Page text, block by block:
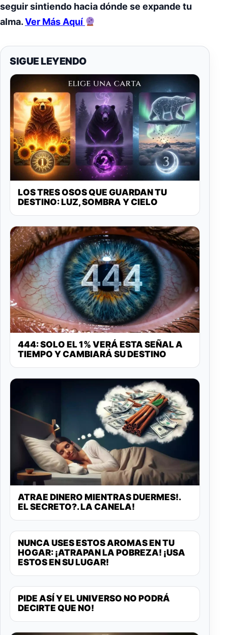
seguir sintiendo hacia dónde se expande tu
alma.Ver Más Aquí
SIGUE LEYENDO
LOS TRES OSOS QUE GUARDAN TU
DESTINO: LUZ, SOMBRA Y CIELO
444: SOLO EL 1% VERÁ ESTA SEÑAL A
TIEMPO Y CAMBIARÁ SU DESTINO
ATRAE DINERO MIENTRAS DUERMES!.
EL SECRETO?. LA CANELA!
NUNCA USES ESTOS AROMAS EN TU
HOGAR: ¡ATRAPAN LA POBREZA! ¡USA
ESTOS EN SU LUGAR!
PIDE ASÍ Y EL UNIVERSO NO PODRÁ
DECIRTE QUE NO!